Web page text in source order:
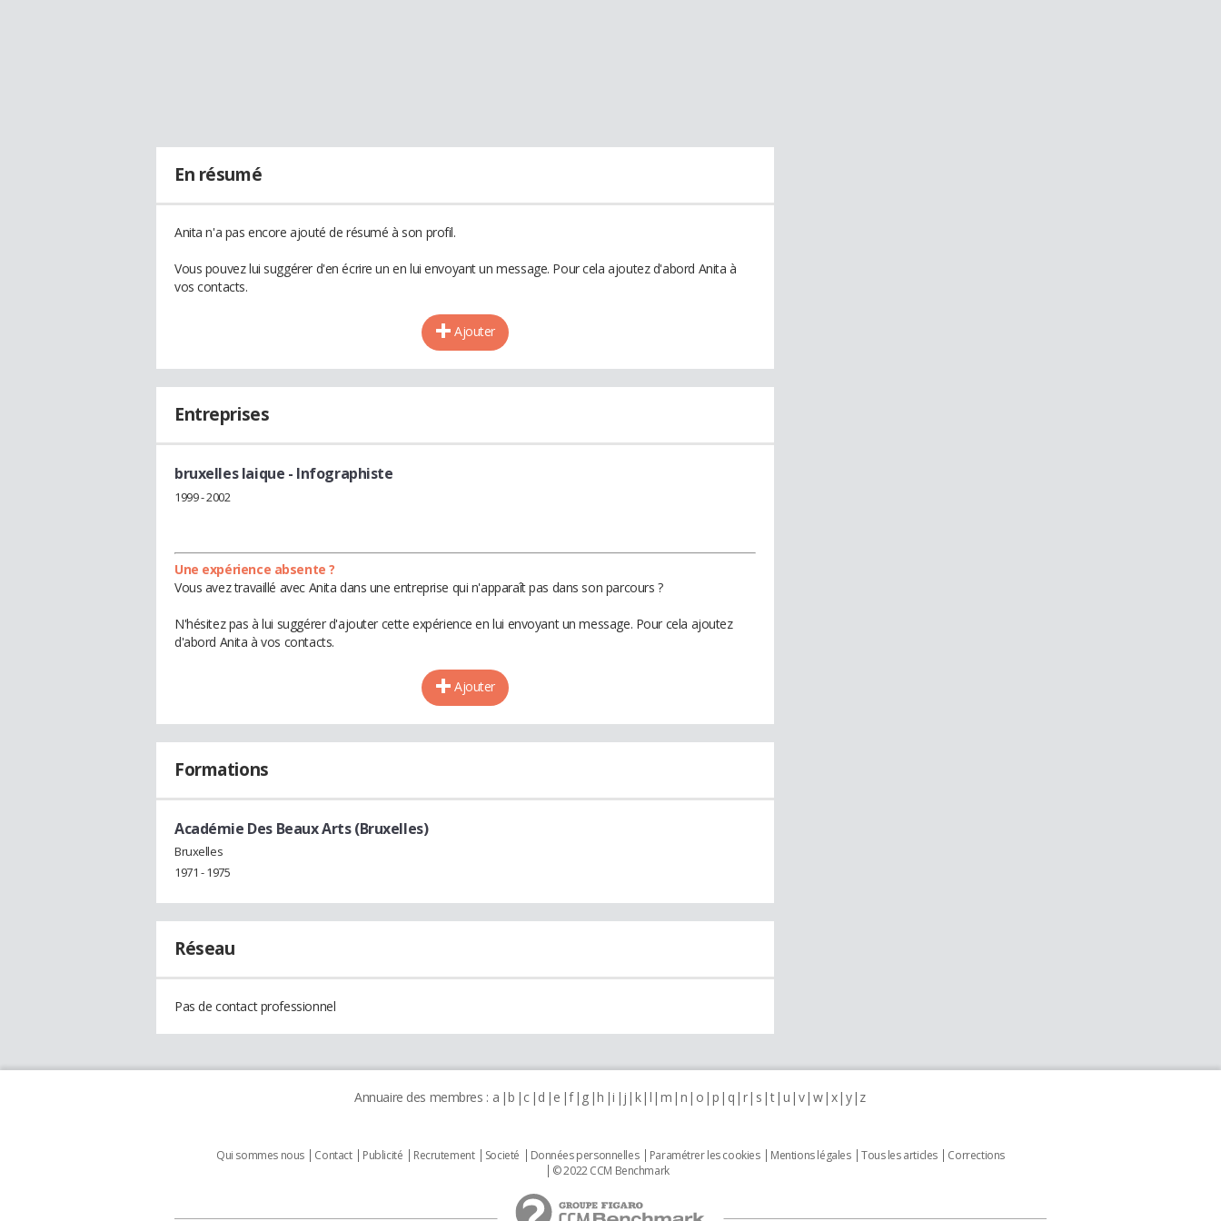
En résumé
Anita n'a pas encore ajouté de résumé à son profil.
Vous pouvez lui suggérer d'en écrire un en lui envoyant un message. Pour cela ajoutez d'abord Anita à
vos contacts.
Ajouter
Entreprises
bruxelles laique - Infographiste
1999 - 2002
Une expérience absente ?
Vous avez travaillé avec Anita dans une entreprise qui n'apparaît pas dans son parcours ?
N'hésitez pas à lui suggérer d'ajouter cette expérience en lui envoyant un message. Pour cela ajoutez
d'abord Anita à vos contacts.
Ajouter
Formations
Académie Des Beaux Arts (Bruxelles)
Bruxelles
1971 - 1975
Réseau
Pas de contact professionnel
Annuaire des membres : a b c d e f g h i j k l m n o p q r s t u v w x y z
Qui sommes nous Contact Publicité Recrutement Societé Données personnelles Paramétrer les cookies Mentions légales Tous les articles
Corrections
© 2022 CCM Benchmark